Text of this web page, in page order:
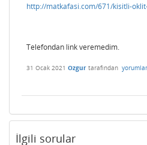
http://matkafasi.com/671/kisitli-
Telefondan link veremedim.
31 Ocak 2021 Ozgur tarafından
İlgili sorular